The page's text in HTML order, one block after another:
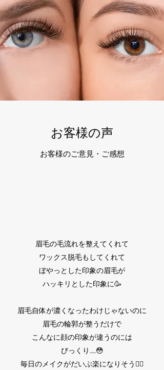
お客様の声
お客様のご意見・ご感想
眉毛の毛流れを整えてくれて
ワックス脱毛もしてくれて
ぼやっとした印象の眉毛が
ハッキリとした印象に🥳
眉毛自体が濃くなったわけじゃないのに
眉毛の輪郭が整うだけで
こんなに顔の印象が違うのには
びっくり……😳
毎日のメイクがだいぶ楽になりそう🙇‍♀️